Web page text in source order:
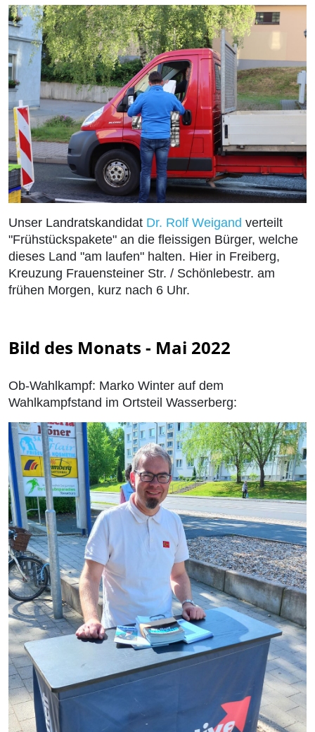
Unser Landratskandidat Dr. Rolf Weigand verteilt
"Frühstückspakete" an die fleissigen Bürger, welche
dieses Land "am laufen" halten. Hier in Freiberg,
Kreuzung Frauensteiner Str. / Schönlebestr. am
frühen Morgen, kurz nach 6 Uhr.
Bild des Monats - Mai 2022
Ob-Wahlkampf: Marko Winter auf dem
Wahlkampfstand im Ortsteil Wasserberg: